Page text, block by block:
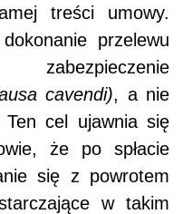
treści umowy.
przelewu
cavendi), a nie
Ten cel ujawnia się
że po spłacie
się z powrotem
w takim